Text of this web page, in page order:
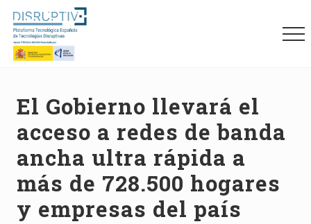
Menu
Skip
main
content
Skip
primary
sidebar
Skip
footer
El Gobierno llevará el
acceso a redes de banda
ancha ultra rápida a
más de 728.500 hogares
y empresas del país